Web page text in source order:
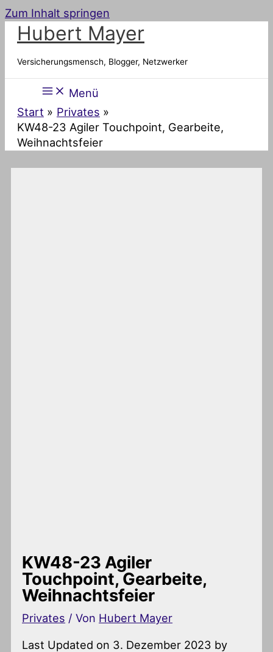
Zum Inhalt springen
Hubert Mayer
Versicherungsmensch, Blogger, Netzwerker
Menü
Start
Privates
KW48-23 Agiler Touchpoint, Gearbeite,
Weihnachtsfeier
KW48-23 Agiler
Touchpoint, Gearbeite,
Weihnachtsfeier
Privates / Von Hubert Mayer
Last Updated on 3. Dezember 2023 by